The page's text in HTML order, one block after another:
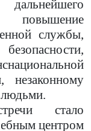
повышение
службы,
незаконному
людьми.
стало
центром